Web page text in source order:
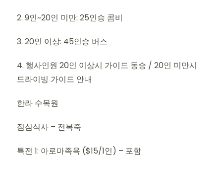
2. 9인~20인 미만: 25인승 콤비
3. 20인 이상: 45인승 버스
4. 행사인원 20인 이상시 가이드 동승 / 20인 미만시
드라이빙 가이드 안내
한라 수목원
점심식사 – 전복죽
특전 1: 아로마족욕 ($15/1인) – 포함